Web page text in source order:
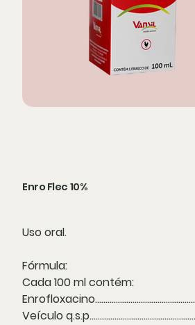
Enro Flec 10%
Uso oral.
Fórmula:
Cada 100 ml contém:
Veículo